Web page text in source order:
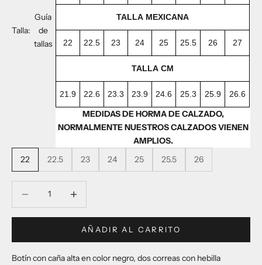
Talla:
Guía
de
tallas
TALLA MEXICANA
22 22.5 23 24 25 25.5 26 27
TALLA CM
21.9 22.6 23.3 23.9 24.6 25.3 25.9 26.6
MEDIDAS DE HORMA DE CALZADO,
NORMALMENTE NUESTROS CALZADOS VIENEN
AMPLIOS.
22
22.5 23 24 25 25.5 26
AÑADIR AL CARRITO
Botín con caña alta en color negro, dos correas con hebilla